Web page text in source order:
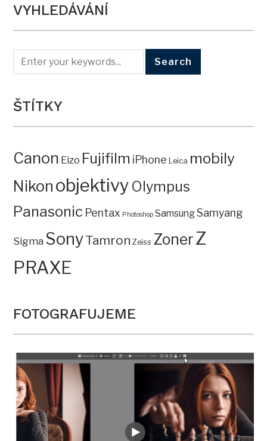
VYHLEDÁVÁNÍ
ŠTÍTKY
Canon Eizo Fujifilm iPhone Leica mobily
Nikon objektivy Olympus
Panasonic Pentax Photoshop SamsungSamyang
Sigma SonyTamron Zeiss ZonerZ
PRAXE
FOTOGRAFUJEME